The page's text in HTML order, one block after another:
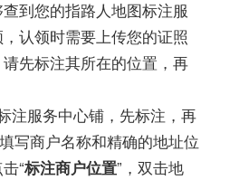
到您的指路人地图标注服
认领时需要上传您的证照
先标注其所在的位置，再
注服务中心铺，先标注，再
写商户名称和精确的地址位
“标注商户位置”，双击地